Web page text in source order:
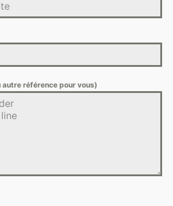
référence pour vous)